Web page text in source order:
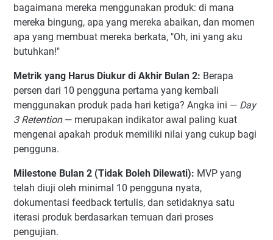
bagaimana mereka menggunakan produk: di mana
mereka bingung, apa yang mereka abaikan, dan momen
apa yang membuat mereka berkata, "Oh, ini yang aku
butuhkan!"
Metrik yang Harus Diukur di Akhir Bulan 2: Berapa
persen dari 10 pengguna pertama yang kembali
menggunakan produk pada hari ketiga? Angka ini — Day
3 Retention— merupakan indikator awal paling kuat
mengenai apakah produk memiliki nilai yang cukup bagi
pengguna.
Milestone Bulan 2 (Tidak Boleh Dilewati): MVP yang
telah diuji oleh minimal 10 pengguna nyata,
dokumentasi feedback tertulis, dan setidaknya satu
iterasi produk berdasarkan temuan dari proses
pengujian.